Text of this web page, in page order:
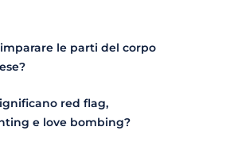
le parti del corpo
red flag,
e love bombing?